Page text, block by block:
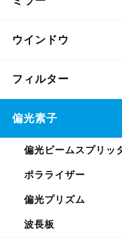
ウインドウ
フィルター
偏光素子
偏光ビームスプリッ
ポラライザー
偏光プリズム
波長板